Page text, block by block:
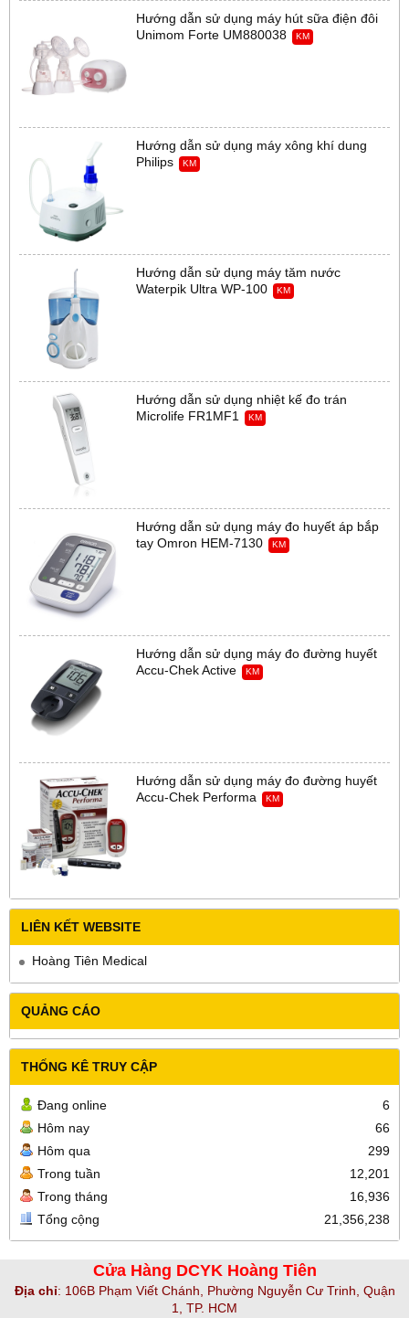
Hướng dẫn sử dụng máy hút sữa điện đôi
Unimom Forte UM880038
KM
Hướng dẫn sử dụng máy xông khí dung
Philips
KM
Hướng dẫn sử dụng máy tăm nước
Waterpik Ultra WP-100
KM
Hướng dẫn sử dụng nhiệt kế đo trán
Microlife FR1MF1
KM
Hướng dẫn sử dụng máy đo huyết áp bắp
tay Omron HEM-7130
KM
Hướng dẫn sử dụng máy đo đường huyết
Accu-Chek Active
KM
Hướng dẫn sử dụng máy đo đường huyết
Accu-Chek Performa
KM
LIÊN KẾT WEBSITE
Hoàng Tiên Medical
QUẢNG CÁO
THỐNG KÊ TRUY CẬP
Đang online
6
Hôm nay
66
Hôm qua
299
Trong tuần
12,201
Trong tháng
16,936
Tổng cộng
21,356,238
Cửa Hàng DCYK Hoàng Tiên
Địa chỉ: 106B Phạm Viết Chánh, Phường Nguyễn Cư Trinh, Quận
1, TP. HCM